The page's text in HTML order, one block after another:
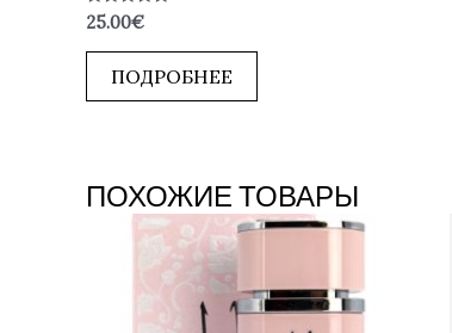
Оценка
0
из
25.00€
ПОДРОБНЕЕ
ПОХОЖИЕ ТОВАРЫ